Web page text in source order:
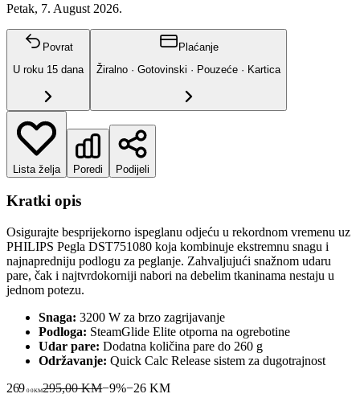
Petak, 7. August 2026.
Povrat
U roku 15 dana
Plaćanje
Žiralno · Gotovinski · Pouzeće · Kartica
Lista želja Poredi Podijeli
Kratki opis
Osigurajte besprijekorno ispeglanu odjeću u rekordnom vremenu uz
PHILIPS Pegla DST751080 koja kombinuje ekstremnu snagu i
najnapredniju podlogu za peglanje. Zahvaljujući snažnom udaru
pare, čak i najtvrdokorniji nabori na debelim tkaninama nestaju u
jednom potezu.
Snaga: 3200 W za brzo zagrijavanje
Podloga: SteamGlide Elite otporna na ogrebotine
Udar pare: Dodatna količina pare do 260 g
Održavanje: Quick Calc Release sistem za dugotrajnost
269 00KM295,00 KM−9%−26 KM